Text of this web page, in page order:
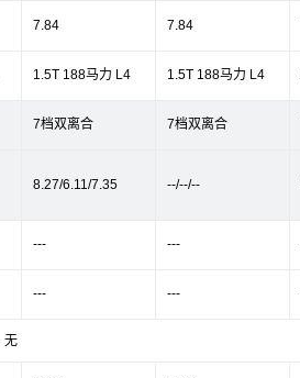
无
7.84 7.84
1.5T 188马力 L4 1.5T 188马力 L4
7档双离合 7档双离合
8.27/6.11/7.35 --/--/--
--- ---
--- ---